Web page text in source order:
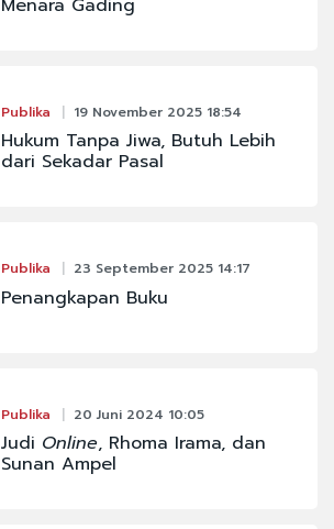
Menara Gading
Publika 19 November 2025 18:54
Hukum Tanpa Jiwa, Butuh Lebih
dari Sekadar Pasal
Publika 23 September 2025 14:17
Penangkapan Buku
Publika 20 Juni 2024 10:05
Judi Online, Rhoma Irama, dan
Sunan Ampel